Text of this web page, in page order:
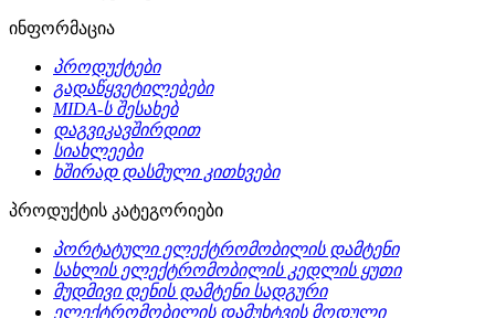
ინფორმაცია
პროდუქტები
გადაწყვეტილებები
MIDA-ს შესახებ
დაგვიკავშირდით
სიახლეები
ხშირად დასმული კითხვები
პროდუქტის კატეგორიები
პორტატული ელექტრომობილის დამტენი
სახლის ელექტრომობილის კედლის ყუთი
მუდმივი დენის დამტენი სადგური
ელექტრომობილის დამუხტვის მოდული